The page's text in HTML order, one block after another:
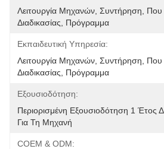
Λειτουργία Μηχανών, Συντήρηση, Που
Διαδικασίας, Πρόγραμμα
Εκπαιδευτική Υπηρεσία:
Λειτουργία Μηχανών, Συντήρηση, Που
Διαδικασίας, Πρόγραμμα
Εξουσιοδότηση:
Περιορισμένη Εξουσιοδότηση 1
Για Τη Μηχανή
COEM & ODM: